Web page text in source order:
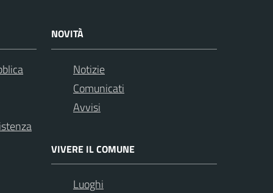
NOVITÀ
Notizie
Comunicati
Avvisi
VIVERE IL COMUNE
Luoghi